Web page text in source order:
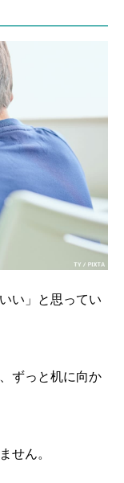
い」と思ってい
ずっと机に向か
せん。